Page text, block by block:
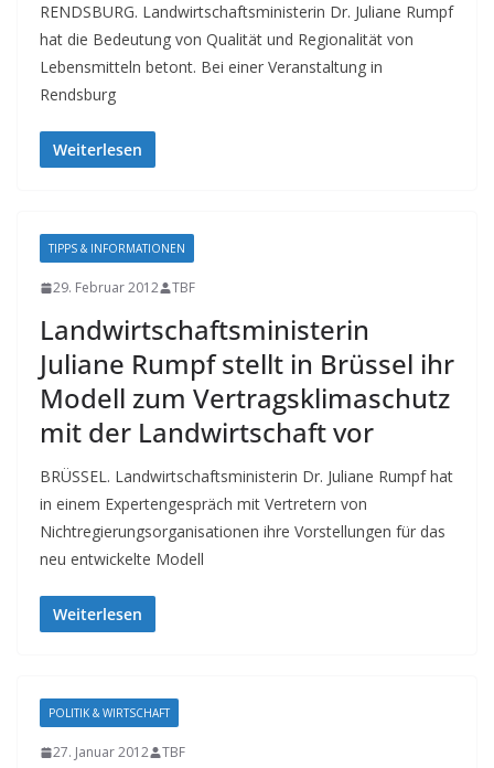
RENDSBURG. Landwirtschaftsministerin Dr. Juliane Rumpf
hat die Bedeutung von Qualität und Regionalität von
Lebensmitteln betont. Bei einer Veranstaltung in
Rendsburg
Weiterlesen
TIPPS & INFORMATIONEN
29. Februar 2012 TBF
Landwirtschaftsministerin
Juliane Rumpf stellt in Brüssel ihr
Modell zum Vertragsklimaschutz
mit der Landwirtschaft vor
BRÜSSEL. Landwirtschaftsministerin Dr. Juliane Rumpf hat
in einem Expertengespräch mit Vertretern von
Nichtregierungsorganisationen ihre Vorstellungen für das
neu entwickelte Modell
Weiterlesen
POLITIK & WIRTSCHAFT
27. Januar 2012 TBF